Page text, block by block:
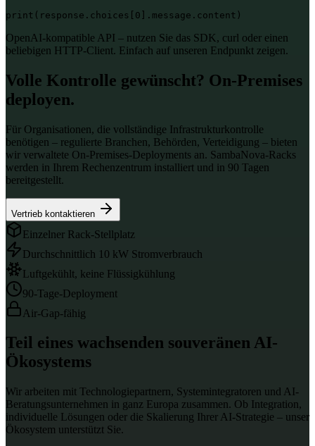
print(response.choices[0].message.content)
OpenAI-kompatible API – nutzen Sie das SDK, curl oder einen
beliebigen HTTP-Client. Einfach auf unseren Endpunkt zeigen.
Volle Kontrolle gewünscht? On-Premises
deployen.
Für Organisationen, die vollständige Infrastrukturkontrolle
benötigen – regulierte Branchen, Behörden, Verteidigung – bieten
wir verwaltete On-Premises-Deployments an. SambaNova-Racks
werden in Ihrem Rechenzentrum installiert und in 90 Tagen
bereitgestellt.
Vertrieb kontaktieren
Einzelner Rack-Stellplatz
Durchschnittlich 10 kW Stromverbrauch
Luftgekühlt, keine Flüssigkühlung
90-Tage-Deployment
Air-Gap-fähig
Teil eines wachsenden souveränen AI-
Ökosystems
Wir arbeiten mit Technologiepartnern, Systemintegratoren und AI-
Beratungsunternehmen in ganz Europa zusammen. Ob Integration,
individuelle Lösungen oder die Skalierung Ihrer AI-Strategie – unser
Ökosystem unterstützt Sie.